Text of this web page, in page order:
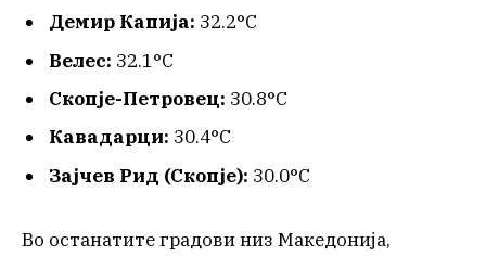
Демир Капија: 32.2°C
Велес: 32.1°C
Скопје-Петровец: 30.8°C
Кавадарци: 30.4°C
Зајчев Рид (Скопје): 30.0°C
Во останатите градови низ Македонија,